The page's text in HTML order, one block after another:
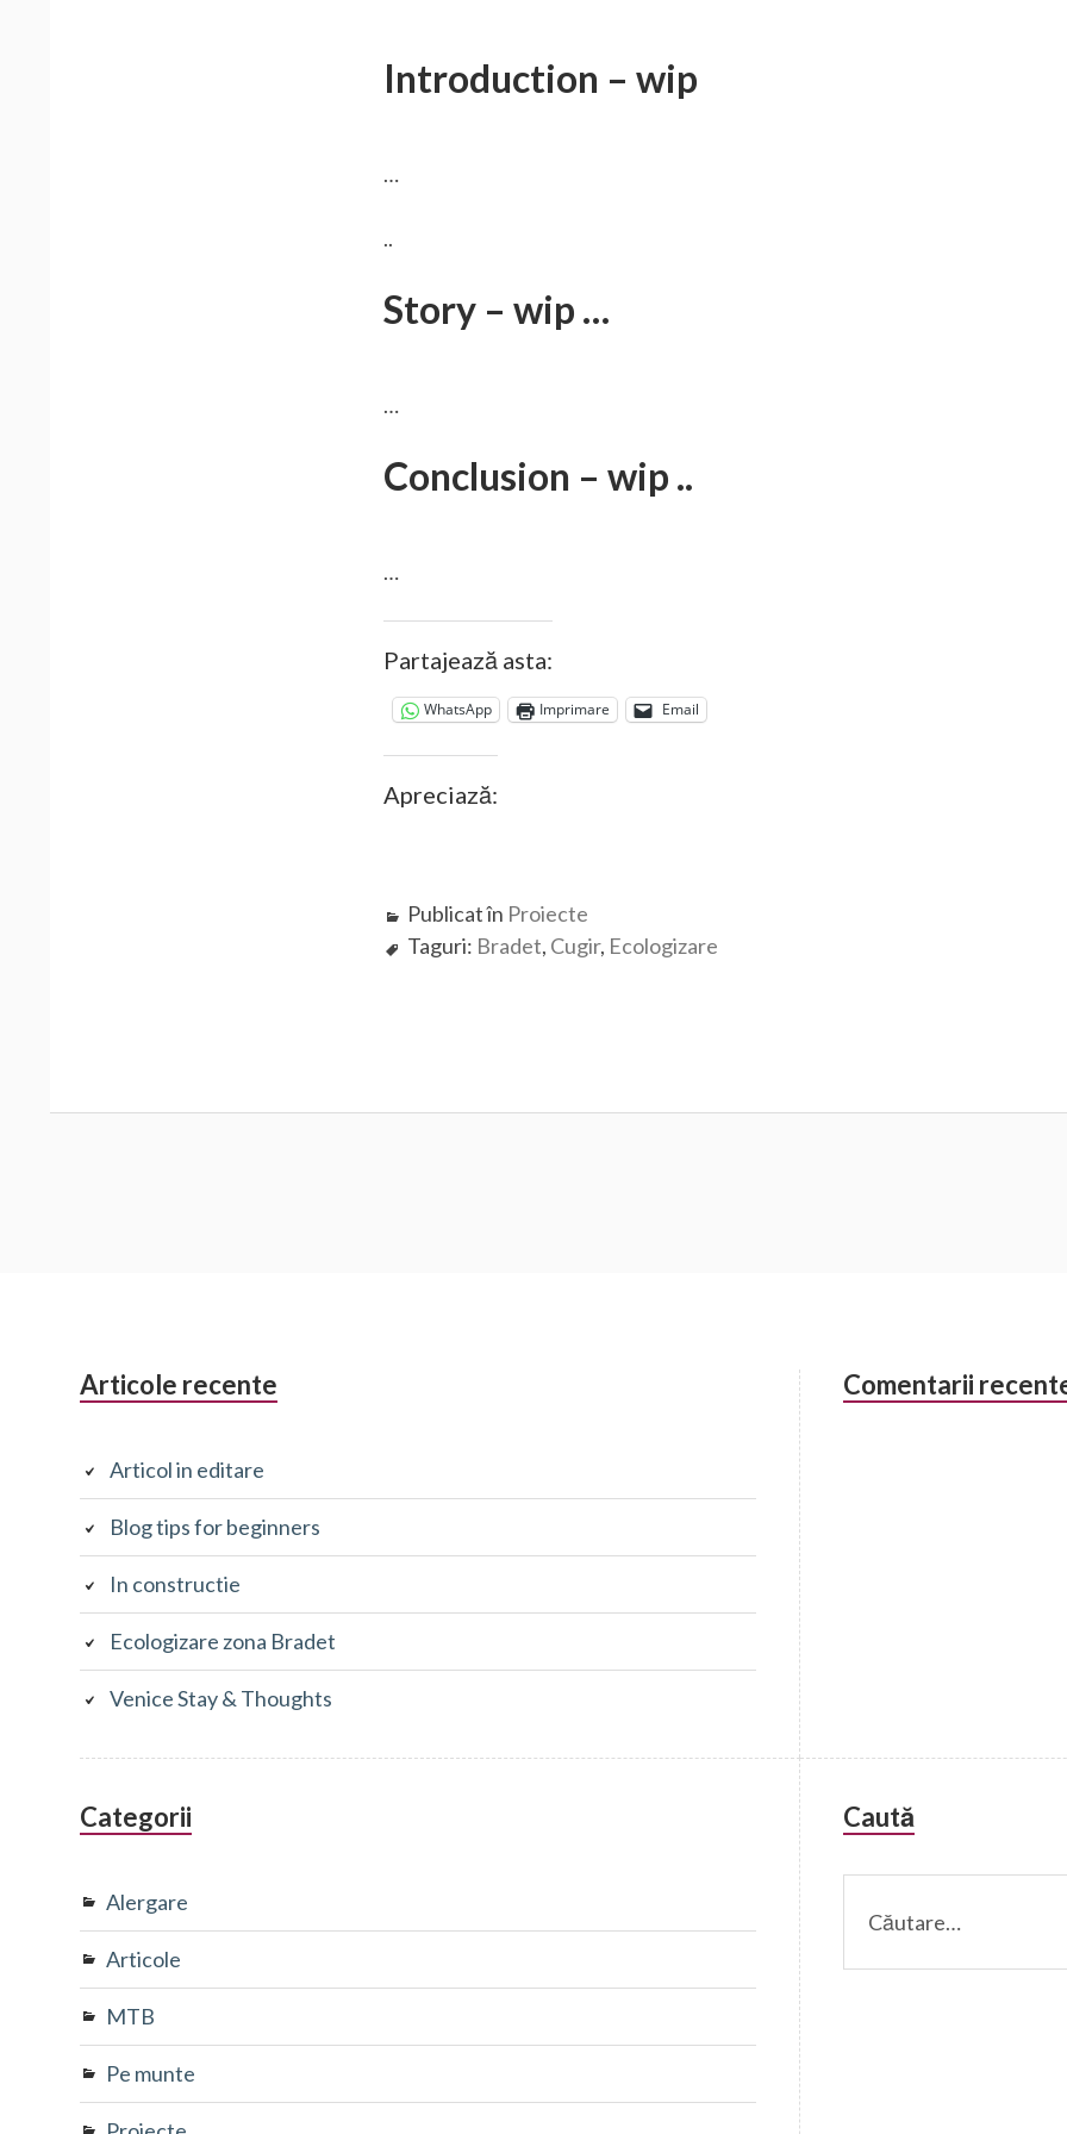
Introduction – wip
…
..
Story – wip …
…
Conclusion – wip ..
…
Partajează asta:
WhatsApp Imprimare Email
Apreciază:
Publicat în Proiecte
Taguri: Bradet, Cugir, Ecologizare
Sidebarul
Articole recente
Articol in editare
Blog tips for beginners
In constructie
Ecologizare zona Bradet
Venice Stay & Thoughts
Comentarii
Categorii
Alergare
Articole
MTB
Pe munte
Caută
după: